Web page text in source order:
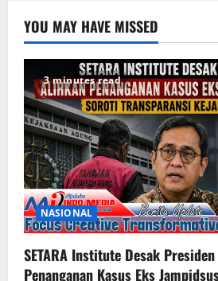
YOU MAY HAVE MISSED
3 minutes read
NASIONAL
SETARA Institute Desak
Penanganan Kasus Eks